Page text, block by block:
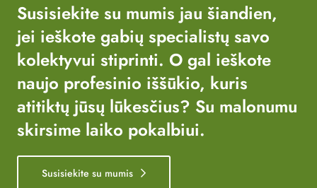
Susisiekite su mumis jau šiandien,
jei ieškote gabių specialistų savo
kolektyvui stiprinti. O gal ieškote
naujo profesinio iššūkio, kuris
atitiktų jūsų lūkesčius? Su malonumu
skirsime laiko pokalbiui.
Susisiekite su mumis